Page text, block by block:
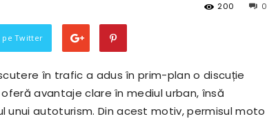
0
200
pe Twitter
în trafic a adus în prim-plan o discuție
avantaje clare în mediul urban, însă
autoturism. Din acest motiv, permisul moto